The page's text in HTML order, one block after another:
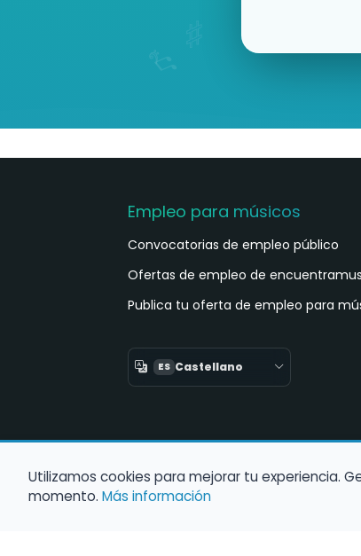
Empleo para músicos
Convocatorias de empleo público
Ofertas de empleo de
Publica tu oferta de empleo para
ES Castellano
Utilizamos cookies para mejorar tu experiencia.
momento. Más información